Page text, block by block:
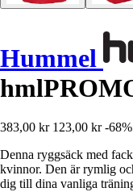
Hummel
383,00 kr 123,00 kr -68%
Denna ryggsäck med
kvinnor. Den är rymlig
dig till dina vanliga